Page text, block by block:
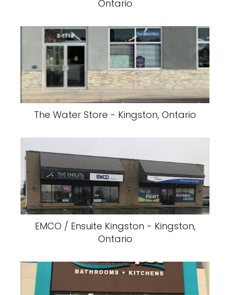
Ontario
The Water Store - Kingston, Ontario
EMCO / Ensuite Kingston - Kingston,
Ontario